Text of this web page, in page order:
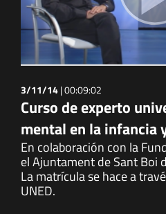
3/11/14|00:09:02
Curso de experto
mental en la infancia
En colaboración con la
el Ajuntament de Sant Boi
La matrícula se hace a
UNED.